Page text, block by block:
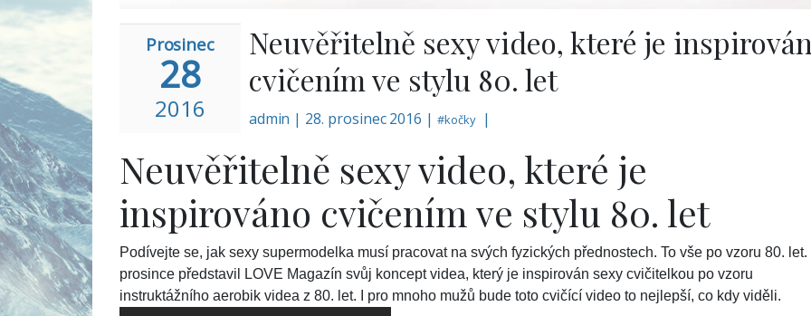
Prosinec
28
2016
Neuvěřitelně sexy video, které je
cvičením ve stylu 80. let
admin | 28. prosinec 2016 | #kočky |
Neuvěřitelně sexy video, které je
inspirováno cvičením ve stylu 80. let
Podívejte se, jak sexy supermodelka musí pracovat na svých fyzických přednostech. To vše po vzoru 80. let.
prosince představil LOVE Magazín svůj koncept videa, který je inspirován sexy cvičitelkou po vzoru
instruktážního aerobik videa z 80. let. I pro mnoho mužů bude toto cvičící video to nejlepší, co kdy viděli.